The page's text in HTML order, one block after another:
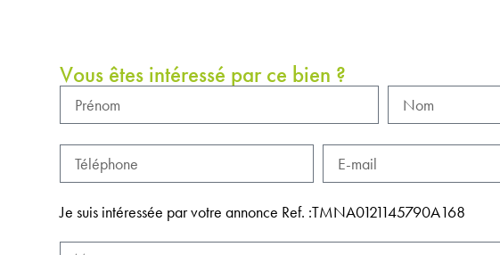
Vous êtes intéressé par ce bien ?
Je suis intéressée par votre annonce Ref. :TMNA0121145790A168